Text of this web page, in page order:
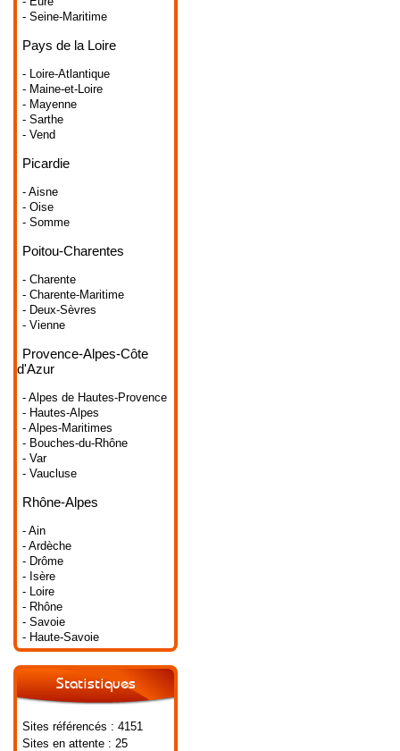
- Seine-Maritime
Pays de la Loire
- Loire-Atlantique
- Maine-et-Loire
- Mayenne
- Sarthe
- Vend
Picardie
- Aisne
- Oise
- Somme
Poitou-Charentes
- Charente
- Charente-Maritime
- Deux-Sèvres
- Vienne
Provence-Alpes-Côte
d'Azur
- Alpes de Hautes-Provence
- Hautes-Alpes
- Alpes-Maritimes
- Bouches-du-Rhône
- Var
- Vaucluse
Rhône-Alpes
- Ain
- Ardèche
- Drôme
- Isère
- Loire
- Rhône
- Savoie
- Haute-Savoie
Statistiques
Sites référencés : 4151
Sites en attente : 25